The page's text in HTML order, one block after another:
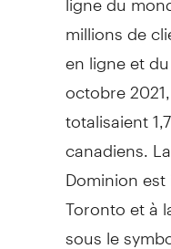
millions de
en ligne et
octobre
totalisaient
canadiens.
Dominion
Toronto et à
sous le